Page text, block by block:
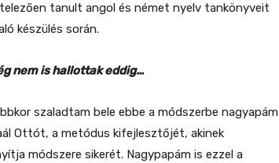
tanult angol és német nyelv tankönyveit
készülés során.
nem is hallottak eddig…
szaladtam bele ebbe a módszerbe nagyapám
Ottót, a metódus kifejlesztőjét, akinek
módszere sikerét. Nagypapám is ezzel a